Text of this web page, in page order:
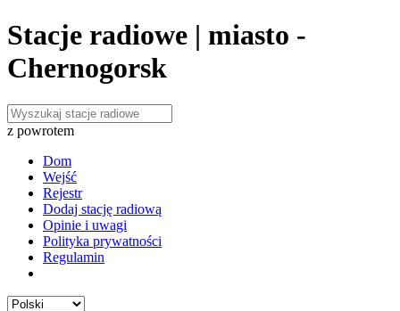
Stacje radiowe | miasto -
Chernogorsk
z powrotem
Dom
Wejść
Rejestr
Dodaj stację radiową
Opinie i uwagi
Polityka prywatności
Regulamin